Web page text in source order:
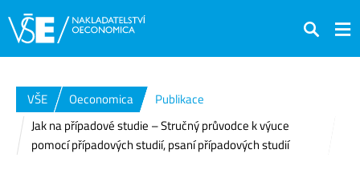
Hledat
VŠE Oeconomica
Publikace
Jak na případové studie – Stručný průvodce k výuce
pomocí případových studií, psaní případových studií